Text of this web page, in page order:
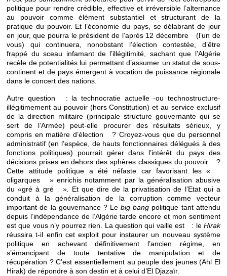
politique pour rendre crédible, effective et irréversible l’alternance
au pouvoir comme élément substantiel et structurant de la
pratique du pouvoir. Et l’économie du pays, se délabrant de jour
en jour, que pourra le président de l’après 12 décembre (l’un de
vous) qui continuera, nonobstant l’élection contestée, d’être
frappé du sceau infamant de l’illégitimité, sachant que l’Algérie
recèle de potentialités lui permettant d’assumer un statut de sous-
continent et de pays émergent à vocation de puissance régionale
dans le concert des nations.
Autre question : la technocratie actuelle -ou technostructure-
illégitimement au pouvoir (hors Constitution) et au service exclusif
de la direction militaire (principale structure gouvernante qui se
sert de l’Armée) peut-elle procurer des résultats sérieux, y
compris en matière d’élection ? Croyez-vous que du personnel
administratif (en l’espèce, de hauts fonctionnaires délégués à des
fonctions politiques) pourrait gérer dans l’intérêt du pays des
décisions prises en dehors des sphères classiques du pouvoir ?
Cette attitude politique a été néfaste car favorisant les «
oligarques » enrichis notamment par la généralisation abusive
du «gré à gré ». Et que dire de la privatisation de l’Etat qui a
conduit à la généralisation de la corruption comme vecteur
important de la gouvernance ? Lebig bang politique tant attendu
depuis l’indépendance de l’Algérie tarde encore et mon sentiment
est que vous n’y pourrez rien. La question qui vaille est : le Hirak
réussira t-il enfin cet exploit pour instaurer un nouveau système
politique en achevant définitivement l’ancien régime, en
s’émancipant de toute tentative de manipulation et de
récupération ? C’est essentiellement au peuple des jeunes (Ahl El
Hirak) de répondre à son destin et à celui d’El Djazaïr.